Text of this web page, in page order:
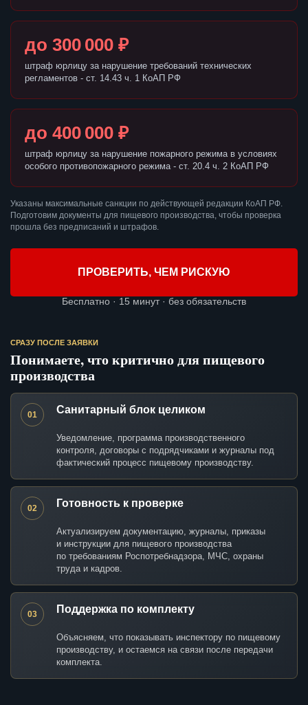
до 300 000 ₽
штраф юрлицу за нарушение требований технических
регламентов - ст. 14.43 ч. 1 КоАП РФ
до 400 000 ₽
штраф юрлицу за нарушение пожарного режима в условиях
особого противопожарного режима - ст. 20.4 ч. 2 КоАП РФ
Указаны максимальные санкции по действующей редакции КоАП РФ.
Подготовим документы для пищевого производства, чтобы проверка
прошла без предписаний и штрафов.
ПРОВЕРИТЬ, ЧЕМ РИСКУЮ
Бесплатно · 15 минут · без обязательств
СРАЗУ ПОСЛЕ ЗАЯВКИ
Понимаете, что критично для пищевого
производства
01 Санитарный блок целиком
Уведомление, программа производственного
контроля, договоры с подрядчиками и журналы под
фактический процесс пищевому производству.
02 Готовность к проверке
Актуализируем документацию, журналы, приказы
и инструкции для пищевого производства
по требованиям Роспотребнадзора, МЧС, охраны
труда и кадров.
03 Поддержка по комплекту
Объясняем, что показывать инспектору по пищевому
производству, и остаемся на связи после передачи
комплекта.